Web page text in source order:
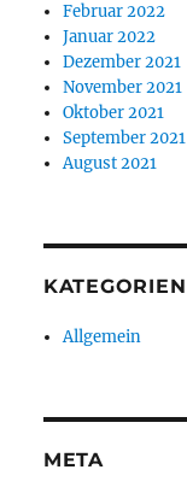
Februar 2022
Januar 2022
Dezember 2021
November 2021
Oktober 2021
September 2021
August 2021
KATEGORIEN
Allgemein
META